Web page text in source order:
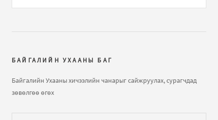
Далайн татралт түрэлт Зочин:
ч харагдахгүй байна
Газарзүйн хичээл "Газарзүйн зургийн тусгаг,
БАЙГАЛИЙН УХААНЫ БАГ
Байгалийн Ухааны хичээлийн чанарыг сайжруулах, сурагчдад
зөвөлгөө өгөх